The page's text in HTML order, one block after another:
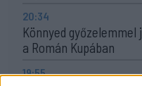
20:34
Könnyed
a Román Kupában
19:55